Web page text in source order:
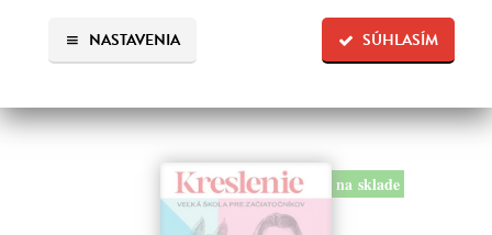
SÚHLASÍM
NASTAVENIA
28,90 €
na sklade